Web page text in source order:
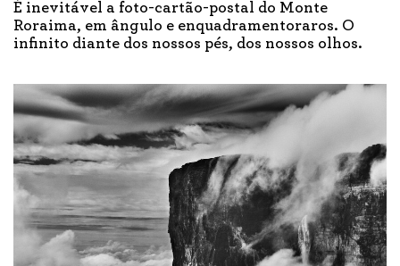
É inevitável a foto-cartão-postal do Monte
Roraima, em ângulo e enquadramentoraros. O
infinito diante dos nossos pés, dos nossos olhos.